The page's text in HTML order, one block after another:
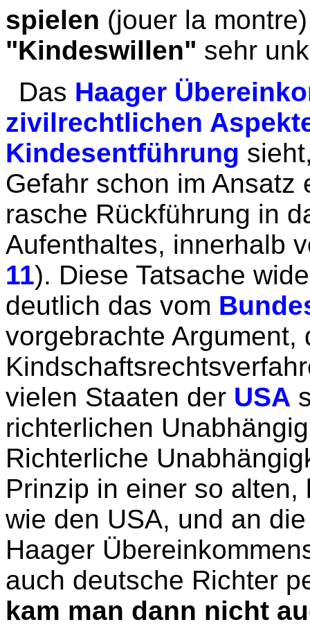
spielen (jouer la
"Kindeswillen" sehr
Das Haager
zivilrechtlichen
Kindesentführung
Gefahr schon im Ansatz
rasche Rückführung in
Aufenthaltes, innerhalb
11). Diese Tatsache
deutlich das vom
vorgebrachte Argument,
vielen Staaten der USA
richterlichen
Richterliche
Prinzip in einer so
wie den USA, und an
Haager
auch deutsche Richter
kam man dann nicht